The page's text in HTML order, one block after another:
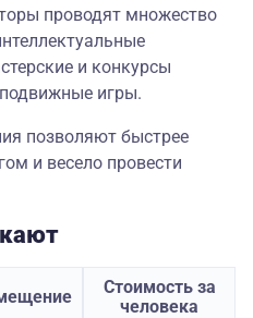
проводят множество
и конкурсы
игры.
позволяют быстрее
и весело провести
Стоимость за
человека